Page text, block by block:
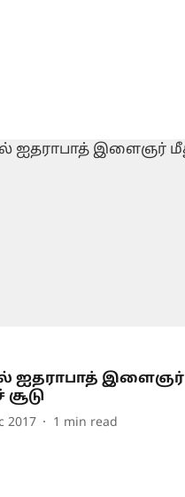
ஐதராபாத் இளைஞர்
சூடு
2017 1 min read